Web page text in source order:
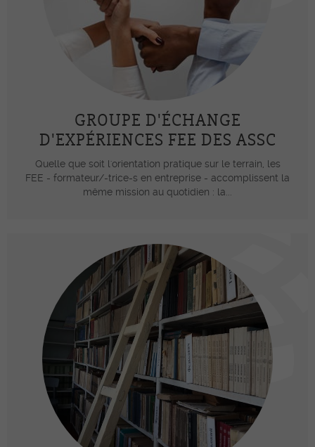
GROUPE D'ÉCHANGE
D'EXPÉRIENCES FEE DES ASSC
Quelle que soit l'orientation pratique sur le terrain, les
FEE - formateur/-trice-s en entreprise - accomplissent la
même mission au quotidien : la...